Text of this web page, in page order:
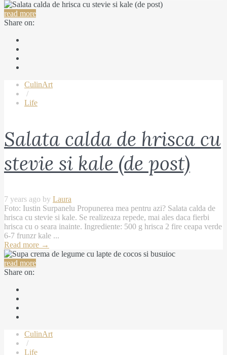
read more
Share on:
CulinArt
/
Life
Salata calda de hrisca cu
stevie si kale (de post)
7 years ago by Laura
Foto: Iustin Surpanelu Propunerea mea pentru azi? Salata calda de
hrisca cu stevie si kale. Se realizeaza repede, mai ales daca fierbi
hrisca cu o seara inainte. Ingrediente: 500 g hrisca 2 fire ceapa verde
6-7 frunzr kale ...
Read more →
read more
Share on:
CulinArt
/
Life